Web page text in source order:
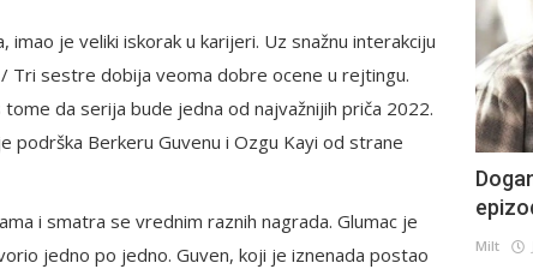
je veliki iskorak u karijeri. Uz snažnu interakciju
Tri sestre dobija veoma dobre ocene u rejtingu.
da serija bude jedna od najvažnijih priča 2022.
podrška Berkeru Guvenu i Ozgu Kayi od strane
i smatra se vrednim raznih nagrada. Glumac je
jedno po jedno. Guven, koji je iznenada postao
Milt